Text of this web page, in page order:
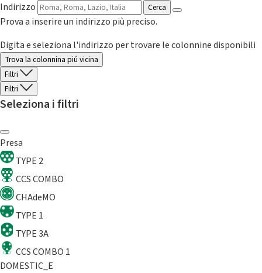
Indirizzo
Cerca
Prova a inserire un indirizzo più preciso.
Digita e seleziona l'indirizzo per trovare le colonnine disponibili
Trova la colonnina piú vicina
Filtri
Filtri
Seleziona i filtri
Presa
TYPE 2
CCS COMBO
CHAdeMO
TYPE 1
TYPE 3A
CCS COMBO 1
DOMESTIC_E